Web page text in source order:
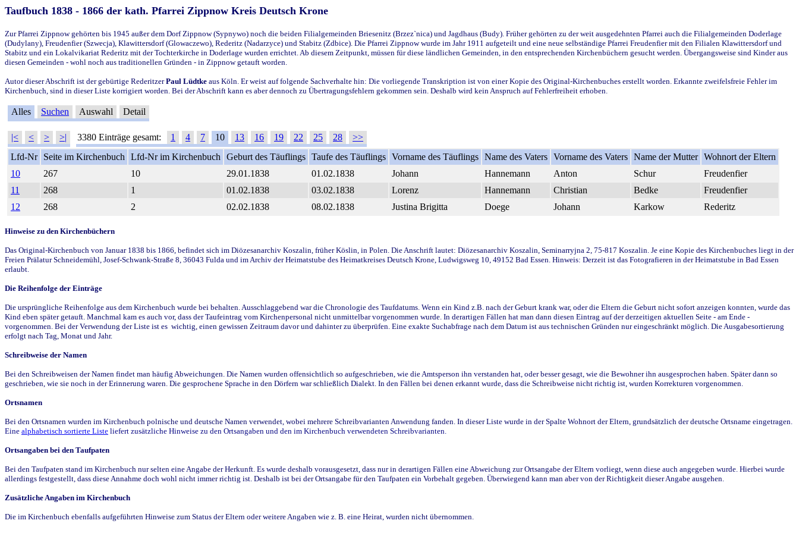
Taufbuch 1838 - 1866 der kath. Pfarrei Zippnow Kreis Deutsch Krone
Zur Pfarrei Zippnow gehörten bis 1945 außer dem Dorf Zippnow (Sypnywo) noch die beiden Filialgemeinden Briesenitz (Brzez`nica) und Jagdhaus (Budy). Früher gehörten zu der weit ausgedehnten Pfarrei auch die Filialgemeinden Doderlage
(Dudylany), Freudenfier (Szwecja), Klawittersdorf (Glowaczewo), Rederitz (Nadarzyce) und Stabitz (Zdbice). Die Pfarrei Zippnow wurde im Jahr 1911 aufgeteilt und eine neue selbständige Pfarrei Freudenfier mit den Filialen Klawittersdorf und
Stabitz und ein Lokalvikariat Rederitz mit der Tochterkirche in Doderlage wurden errichtet. Ab diesem Zeitpunkt, müssen für diese ländlichen Gemeinden, in den entsprechenden Kirchenbüchern gesucht werden. Übergangsweise sind Kinder aus
diesen Gemeinden - wohl noch aus traditionellen Gründen - in Zippnow getauft worden.
Autor dieser Abschrift ist der gebürtige RederitzerPaul Lüdtke aus Köln. Er weist auf folgende Sachverhalte hin: Die vorliegende Transkription ist von einer Kopie des Original-Kirchenbuches erstellt worden. Erkannte zweifelsfreie Fehler im
Kirchenbuch, sind in dieser Liste korrigiert worden. Bei der Abschrift kann es aber dennoch zu Übertragungsfehlern gekommen sein. Deshalb wird kein Anspruch auf Fehlerfreiheit erhoben.
Alles Suchen Auswahl Detail
|< < > >| 3380 Einträge gesamt: 1 4 7 10 13 16 19 22 25 28
>>
Lfd-Nr
Seite im Kirchenbuch Lfd-Nr im Kirchenbuch Geburt des Täuflings Taufe des Täuflings Vorname des Täuflings Name des Vaters Vorname des Vaters Name der Mutter Wohnort der Eltern
10
267 10 29.01.1838 01.02.1838 Johann Hannemann Anton Schur
Freudenfier
11
268 1 01.02.1838 03.02.1838 Lorenz Hannemann Christian Bedke
Freudenfier
12
268 2 02.02.1838 08.02.1838 Justina Brigitta Doege Johann Karkow Rederitz
Hinweise zu den Kirchenbüchern
Das Original-Kirchenbuch von Januar 1838 bis 1866, befindet sich im Diözesanarchiv Koszalin, früher Köslin, in Polen. Die Anschrift lautet: Diözesanarchiv Koszalin, Seminarryjna 2, 75-817 Koszalin. Je eine Kopie des Kirchenbuches liegt in der
Freien Prälatur Schneidemühl, Josef-Schwank-Straße 8, 36043 Fulda und im Archiv der Heimatstube des Heimatkreises Deutsch Krone, Ludwigsweg 10, 49152 Bad Essen. Hinweis: Derzeit ist das Fotografieren in der Heimatstube in Bad Essen
erlaubt.
Die Reihenfolge der Einträge
Die ursprüngliche Reihenfolge aus dem Kirchenbuch wurde bei behalten. Ausschlaggebend war die Chronologie des Taufdatums. Wenn ein Kind z.B. nach der Geburt krank war, oder die Eltern die Geburt nicht sofort anzeigen konnten, wurde das
Kind eben später getauft. Manchmal kam es auch vor, dass der Taufeintrag vom Kirchenpersonal nicht unmittelbar vorgenommen wurde. In derartigen Fällen hat man dann diesen Eintrag auf der derzeitigen aktuellen Seite - am Ende -
vorgenommen. Bei der Verwendung der Liste ist es wichtig, einen gewissen Zeitraum davor und dahinter zu überprüfen. Eine exakte Suchabfrage nach dem Datum ist aus technischen Gründen nur eingeschränkt möglich. Die Ausgabesortierung
erfolgt nach Tag, Monat und Jahr.
Schreibweise der Namen
Bei den Schreibweisen der Namen findet man häufig Abweichungen. Die Namen wurden offensichtlich so aufgeschrieben, wie die Amtsperson ihn verstanden hat, oder besser gesagt, wie die Bewohner ihn ausgesprochen haben. Später dann so
geschrieben, wie sie noch in der Erinnerung waren. Die gesprochene Sprache in den Dörfern war schließlich Dialekt. In den Fällen bei denen erkannt wurde, dass die Schreibweise nicht richtig ist, wurden Korrekturen vorgenommen.
Ortsnamen
Bei den Ortsnamen wurden im Kirchenbuch polnische und deutsche Namen verwendet, wobei mehrere Schreibvarianten Anwendung fanden. In dieser Liste wurde in der Spalte Wohnort der Eltern, grundsätzlich der deutsche Ortsname eingetragen.
Eine alphabetisch sortierte Liste liefert zusätzliche Hinweise zu den Ortsangaben und den im Kirchenbuch verwendeten Schreibvarianten.
Ortsangaben bei den Taufpaten
Bei den Taufpaten stand im Kirchenbuch nur selten eine Angabe der Herkunft. Es wurde deshalb vorausgesetzt, dass nur in derartigen Fällen eine Abweichung zur Ortsangabe der Eltern vorliegt, wenn diese auch angegeben wurde. Hierbei wurde
allerdings festgestellt, dass diese Annahme doch wohl nicht immer richtig ist. Deshalb ist bei der Ortsangabe für den Taufpaten ein Vorbehalt gegeben. Überwiegend kann man aber von der Richtigkeit dieser Angabe ausgehen.
Zusätzliche Angaben im Kirchenbuch
Die im Kirchenbuch ebenfalls aufgeführten Hinweise zum Status der Eltern oder weitere Angaben wie z. B. eine Heirat, wurden nicht übernommen.